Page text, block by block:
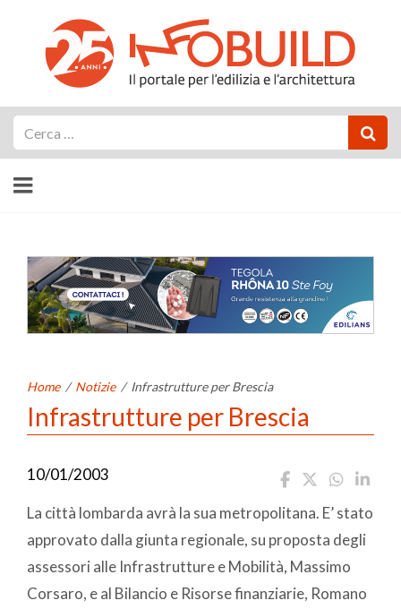
Home / Notizie / Infrastrutture per Brescia
Infrastrutture per Brescia
10/01/2003
La città lombarda avrà la sua metropolitana. E’ stato
approvato dalla giunta regionale, su proposta degli
assessori alle Infrastrutture e Mobilità, Massimo
Corsaro, e al Bilancio e Risorse finanziarie, Romano